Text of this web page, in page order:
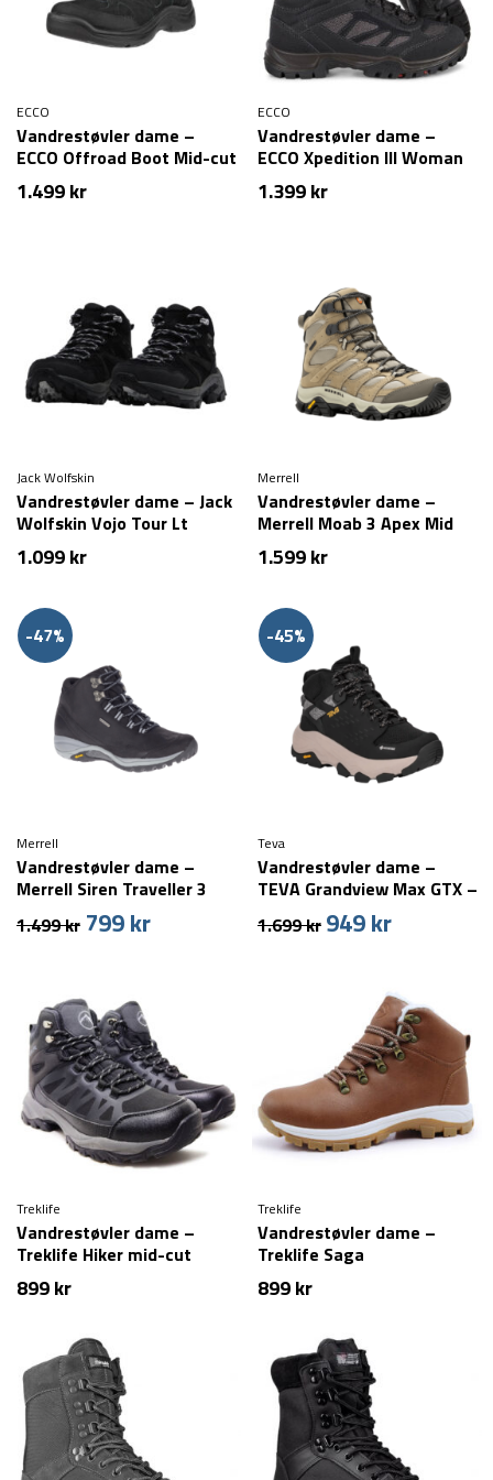
ECCO
Vandrestøvler dame –
ECCO Offroad Boot Mid-cut
1.499kr
ECCO
Vandrestøvler dame –
ECCO Xpedition III Woman
GTX – Sort (Str. 36 tilbage)
1.399kr
Jack Wolfskin
Vandrestøvler dame – Jack
Wolfskin Vojo Tour Lt
Texapore Mid W – Sort
1.099kr
Merrell
Vandrestøvler dame –
Merrell Moab 3 Apex Mid
WP – Brindle
1.599kr
-47%
Merrell
Vandrestøvler dame –
Merrell Siren Traveller 3
mid-cut – Læder – Sort
(Str. 38 tilbage)
1.499kr Den
var:
1.499 kr.
799krDen
-45%
Teva
Vandrestøvler dame –
TEVA Grandview Max GTX –
1.699kr Den
1.699 kr.
949krDen
er:
949 kr.
Treklife
Vandrestøvler dame –
Treklife Hiker mid-cut
899kr
Treklife
Vandrestøvler dame –
Treklife Saga
899kr